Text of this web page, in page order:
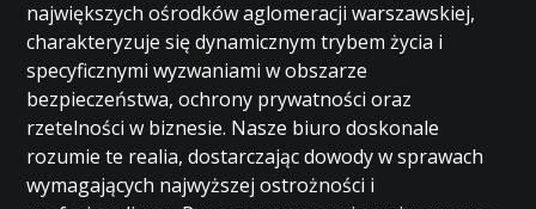
największych ośrodków aglomeracji warszawskiej,
charakteryzuje się dynamicznym trybem życia i
specyficznymi wyzwaniami w obszarze
bezpieczeństwa, ochrony prywatności oraz
rzetelności w biznesie. Nasze biuro doskonale
rozumie te realia, dostarczając dowody w sprawach
wymagających najwyższej ostrożności i